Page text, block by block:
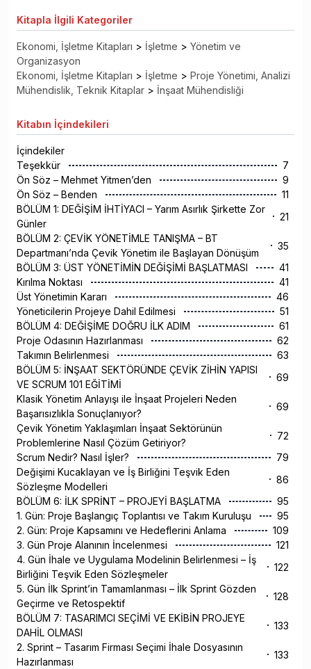
Kitapla İlgili Kategoriler
Ekonomi, İşletme Kitapları > İşletme > Yönetim ve
Organizasyon
Ekonomi, İşletme Kitapları > İşletme > Proje Yönetimi, Analizi
Mühendislik, Teknik Kitaplar > İnşaat Mühendisliği
Kitabın İçindekileri
İçindekiler
Teşekkür
7
Ön Söz – Mehmet Yitmen’den
9
Ön Söz – Benden
11
BÖLÜM 1: DEĞİŞİM İHTİYACI – Yarım Asırlık Şirkette Zor
Günler
21
BÖLÜM 2: ÇEVİK YÖNETİMLE TANIŞMA – BT
Departmanı’nda Çevik Yönetim ile Başlayan Dönüşüm
35
BÖLÜM 3: ÜST YÖNETİMİN DEĞİŞİMİ BAŞLATMASI
41
Kırılma Noktası
41
Üst Yönetimin Kararı
46
Yöneticilerin Projeye Dahil Edilmesi
51
BÖLÜM 4: DEĞİŞİME DOĞRU İLK ADIM
61
Proje Odasının Hazırlanması
62
Takımın Belirlenmesi
63
BÖLÜM 5: İNŞAAT SEKTÖRÜNDE ÇEVİK ZİHİN YAPISI
VE SCRUM 101 EĞİTİMİ
69
Klasik Yönetim Anlayışı ile İnşaat Projeleri Neden
Başarısızlıkla Sonuçlanıyor?
69
Çevik Yönetim Yaklaşımları İnşaat Sektörünün
Problemlerine Nasıl Çözüm Getiriyor?
72
Scrum Nedir? Nasıl İşler?
79
Değişimi Kucaklayan ve İş Birliğini Teşvik Eden
Sözleşme Modelleri
86
BÖLÜM 6: İLK SPRİNT – PROJEYİ BAŞLATMA
95
1. Gün: Proje Başlangıç Toplantısı ve Takım Kuruluşu
95
2. Gün: Proje Kapsamını ve Hedeflerini Anlama
109
3. Gün Proje Alanının İncelenmesi
121
4. Gün İhale ve Uygulama Modelinin Belirlenmesi – İş
Birliğini Teşvik Eden Sözleşmeler
122
5. Gün İlk Sprint’in Tamamlanması – İlk Sprint Gözden
Geçirme ve Retospektif
128
BÖLÜM 7: TASARIMCI SEÇİMİ VE EKİBİN PROJEYE
DAHİL OLMASI
133
2. Sprint – Tasarım Firması Seçimi İhale Dosyasının
Hazırlanması
133